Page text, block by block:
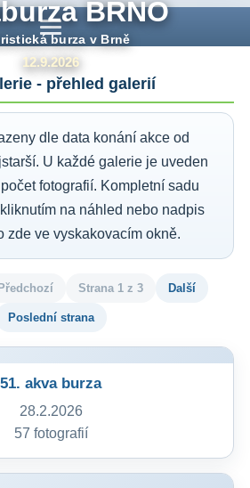
BRNO
burza v Brně
12.9.2026
Menu
- přehled galerií
dle data konání akce od
U každé galerie je uveden
fotografií. Kompletní sadu
na náhled nebo nadpis
zde ve vyskakovacím okně.
Předchozí Strana 1 z 3 Další
Poslední strana
51. akva burza
28.2.2026
57 fotografií